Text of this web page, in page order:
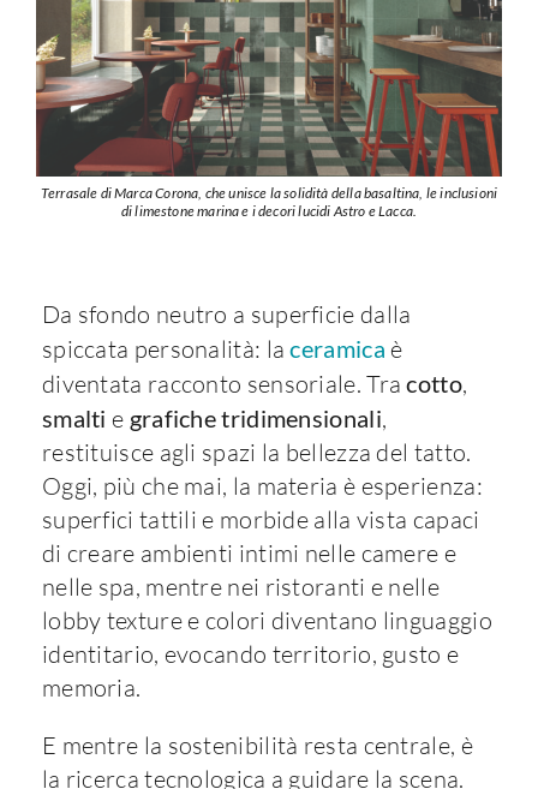
Terrasale di Marca Corona, che unisce la solidità della basaltina, le inclusioni
di limestone marina e i decori lucidi Astro e Lacca.
Da sfondo neutro a superficie dalla
spiccata personalità: laceramica è
diventata racconto sensoriale. Tracotto,
smalti e grafiche tridimensionali,
restituisce agli spazi la bellezza del tatto.
Oggi, più che mai, la materia è esperienza:
superfici tattili e morbide alla vista capaci
di creare ambienti intimi nelle camere e
nelle spa, mentre nei ristoranti e nelle
lobby texture e colori diventano linguaggio
identitario, evocando territorio, gusto e
memoria.
E mentre la sostenibilità resta centrale, è
la ricerca tecnologica a guidare la scena.